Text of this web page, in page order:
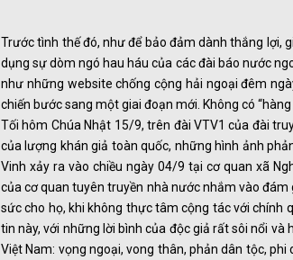
Trước tình thế đó, như để bảo đảm dành thắng lợi,
dụng sự dòm ngó hau háu của các đài báo nước
như những website chống cộng hải ngoại đêm
chiến bước sang một giai đoạn mới. Không có
Tối hôm Chúa Nhật 15/9, trên đài VTV1 của đài
của lượng khán giả toàn quốc, những hình ảnh
Vinh xảy ra vào chiều ngày 04/9 tại cơ quan xã
của cơ quan tuyên truyền nhà nước nhắm vào
sức cho họ, khi không thực tâm cộng tác với chính
tin này, với những lời bình của độc giả rất sôi nổi và
Việt Nam: vọng ngoại, vong thân, phản dân tộc,